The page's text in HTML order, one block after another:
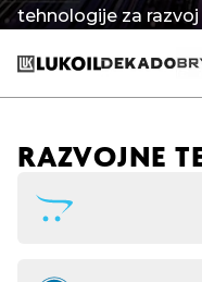
tehnologije za
RAZVOJNE